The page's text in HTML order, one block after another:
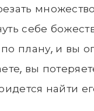
себе
плану, и вы
вы
найти